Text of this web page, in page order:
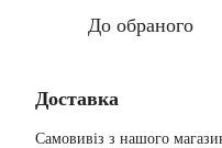
До обраного
Доставка
Самовивіз з нашого